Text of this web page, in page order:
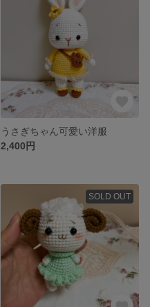
うさぎちゃん可愛い洋服
2,400円
SOLD OUT